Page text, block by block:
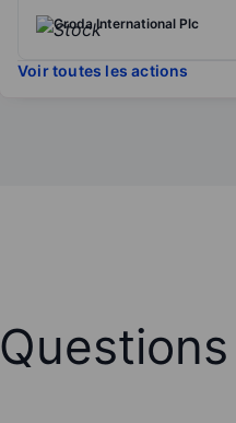
Croda International Plc
Voir toutes les actions